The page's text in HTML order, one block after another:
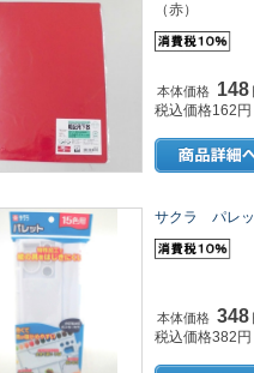
（赤）
本体価格 148
税込価格162円
サクラ パレ
本体価格 348
税込価格382円